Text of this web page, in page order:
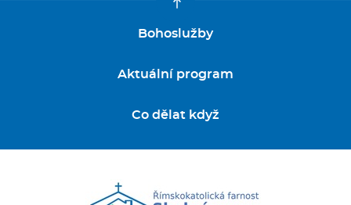
Bohoslužby
Aktuální program
Co dělat když